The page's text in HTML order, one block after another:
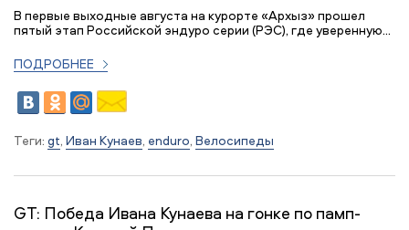
В первые выходные августа на курорте «Архыз» прошел
пятый этап Российской эндуро серии (РЭС), где уверенную...
ПОДРОБНЕЕ
Теги: gt, Иван Кунаев, enduro, Велосипеды
GT: Победа Ивана Кунаева на гонке по памп-